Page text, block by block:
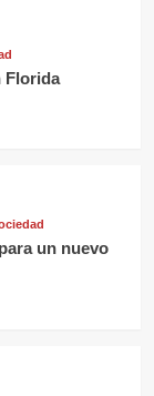
Florida
un nuevo